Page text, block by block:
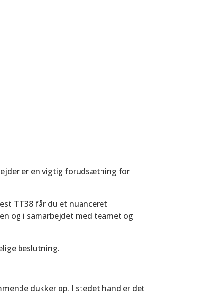
er en vigtig forudsætning for
TT38 får du et nuanceret
og i samarbejdet med teamet og
beslutning.
dukker op. I stedet handler det